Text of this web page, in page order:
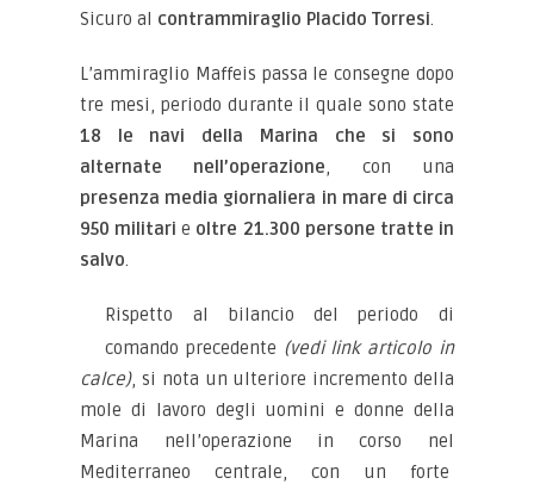
Sicuro al contrammiraglio Placido Torresi.
L’ammiraglio Maffeis passa le consegne dopo
tre mesi, periodo durante il quale sono state
18 le navi della Marina che si sono
alternate nell’operazione, con una
presenza media giornaliera in mare di circa
950 militari e oltre 21.300 persone tratte in
salvo.
Rispetto al bilancio del periodo di
comando precedente (vedi link articolo in
calce), si nota un ulteriore incremento della
mole di lavoro degli uomini e donne della
Marina nell’operazione in corso nel
Mediterraneo centrale, con un forte